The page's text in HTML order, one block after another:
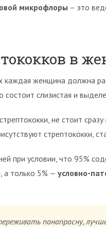
микрофлоры – это
в
каждая женщина должна
состоит слизистая и
не стоит
стрептококки,
при условии, что 95%
а только 5% — условно-
понапрасну,